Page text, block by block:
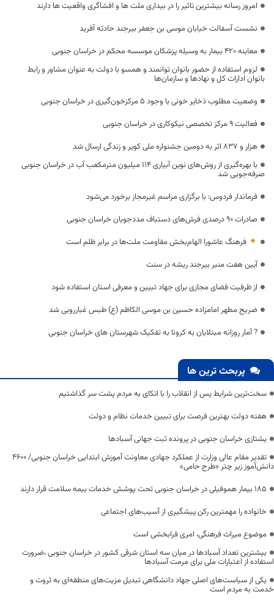
امروز رسانه بیشترین تاثیر را در بیداری ملت ها و افشاگری واقعیت ها دارند
نشست آسفالت خیابان موسی بن جعفر بیرجند حادثه آفرید
معاینه ۴۲۰ بیمار به وسیله پزشکان موسسه محکم در خراسان جنوبی
لزوم استفاده از حضور بانوان توانمند و همسو با دولت به عنوان مشاور و رابط
بانوان ادارات کل و نهادها و سازمان‌ها
وضعیت مطلوب ذخایر خونی با وجود ۵ مرکزخون‌گیری در خراسان جنوبی
فعالیت ۹ مرکز تخصصی نیکوکاری در خراسان جنوبی
هزار و ۸۳۷ اثر به دومین جشنواره ملی کویر و زندگی ارسال شد
با بهره‌گیری از روش‌های نوین آبیاری ۱۱۴ میلیون مترمکعب آب در خراسان جنوبی
صرفه‌جویی شد
فرماندار فردوس: با برگزاری مراسم غیرمجاز برخورد می‌شود
صادرات ۹۰ درصدی فرش‌های دستباف مددجویان خراسان جنوبی
فرهنگ عاشورا الهام‌بخش مقاومت ملت‌ها در برابر ظلم است
آیین هفت منبر بیرجند ریشه در سنت
از ظرفیت فضای مجازی برای جهاد تبیین و معرفی استان استفاده شود
ضریح مطهر امامزاده حسین بن موسی الکاظم (ع) طبس غبارروبی شد
? آمار روزانه مبتلایان به کرونا به تفکیک شهرستان های خراسان جنوبی
پربحث ترین ها
سخت‌ترین شرایط پس از انقلاب را با اتکای به مردم پشت سر گذاشتیم
هفته دولت بهترین فرصت برای تبیین خدمات نظام و دولت
یشتازی خراسان جنوبی در پرونده ثبت جهانی آسبادها
تقدیر مقام عالی وزارت از عملکرد جهادی معاونت آموزش ابتدایی خراسان جنوبی/ ۴۶۰۰
دانش‌آموز زیر چتر «طرح حامی»
۱۸۵ بیمار هموفیلی در خراسان جنوبی تحت پوشش خدمات بیمه سلامت قرار دارند
خانواده را مهمترین رکن پیشگیری از آسیب‌های اجتماعی
موضوع میراث فرهنگی، امری فرابخشی است
بیشترین تعداد آسبادها در میان سه استان شرقی کشور در خراسان جنوبی ،ضرورت
استفاده از اعتبارات ملی برای مرمت آسبادها
یکی از سیاست‌های اصلی جهاد دانشگاهی تبدیل مزیت‌های منطقه‌ای به ثروت و
خدمت به مردم است